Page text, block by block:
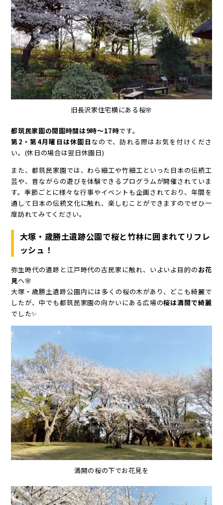
旧長沢家住宅横にある桜🌸
都筑民家園の開園時間は9時～17時です。
第2・第4月曜日は休園日 なので、訪れる際はお気を付けくださ
い。(休日の場合は翌日休園日)
また、都筑民家園では、わら細工や竹細工といった日本の伝統工
芸や、昔ながらの遊びを体験できるプログラムが開催されていま
す。季節ごとに様々な行事やイベントも企画されており、年間を
通して日本の伝統文化に触れ、楽しむことができますのでぜひ一
度訪れてみてください。
大塚・歳勝土遺跡公園で桜と竹林に囲まれてリフレ
ッシュ！
弥生時代の遺跡と江戸時代の古民家に触れ、いよいよ目的のお花
見へ🌸
大塚・歳勝土遺跡公園内には多くの桜の木があり、どこも綺麗で
したが、中でも都筑民家園の向かいにある広場の桜は満開で綺麗
でした✨
満開の桜の下でお花見を